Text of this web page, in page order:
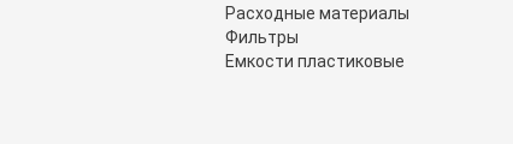
Расходные материалы
Фильтры
Емкости пластиковые